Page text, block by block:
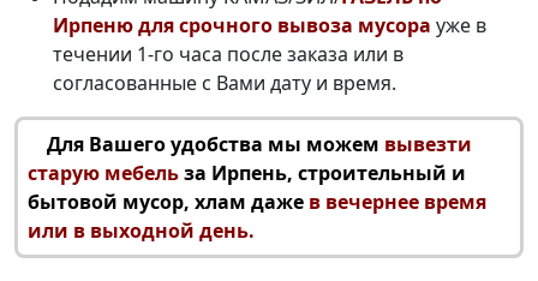
Ирпеню для срочного вывоза мусора уже в
течении 1-го часа после заказа или в
согласованные с Вами дату и время.
Для Вашего удобства мы можем вывезти
старую мебельза Ирпень, строительный и
бытовой мусор, хлам даже в вечернее время
или в выходной день.